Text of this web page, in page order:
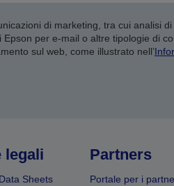
di marketing, tra cui analisi
per e-mail o altre tipologie di
sul web, come illustrato nell’
legali
Sheets
Partners
Portale per i